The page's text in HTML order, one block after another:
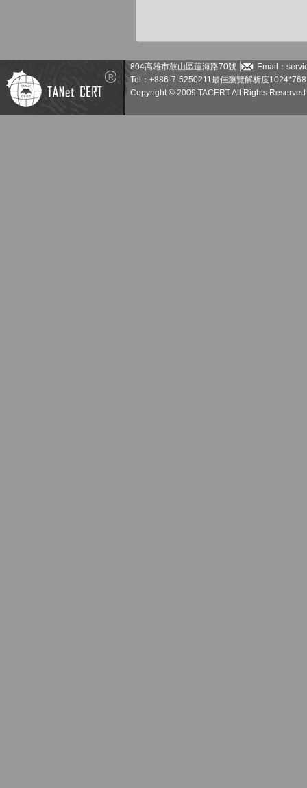
804高雄市鼓山區蓮海路70號
Email：
Tel：+886-7-5250211最佳瀏覽解析度
Copyright © 2009 TACERT All Rights Reserved